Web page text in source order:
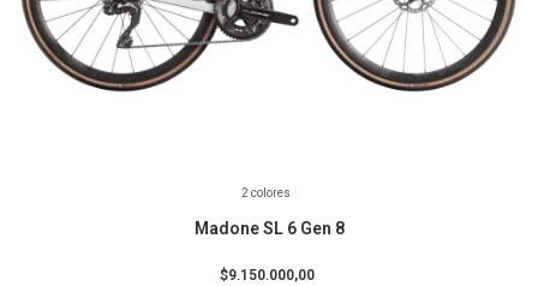
2 colores
Madone SL 6 Gen 8
$9.150.000,00